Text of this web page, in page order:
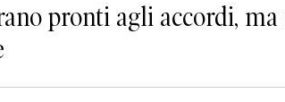
pronti agli accordi,